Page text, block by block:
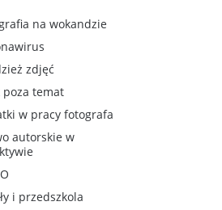
na wokandzie
zdjęć
poza temat
w pracy fotografa
autorskie w
i przedszkola